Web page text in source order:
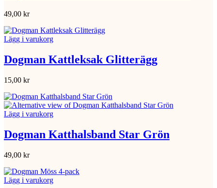
49,00 kr
Lägg i varukorg
Dogman Kattleksak Glitterägg
15,00 kr
Lägg i varukorg
Dogman Katthalsband Star Grön
49,00 kr
Lägg i varukorg